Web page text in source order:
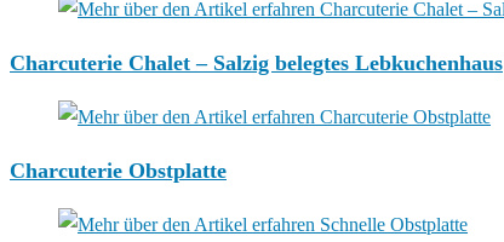
Charcuterie Chalet – Salzig belegtes Lebkuchenhaus
Charcuterie Obstplatte